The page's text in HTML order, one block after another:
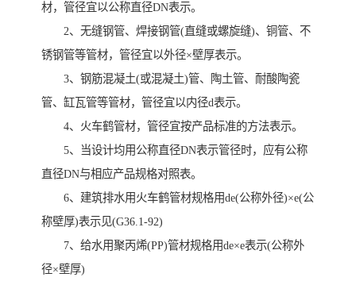
材，管径宜以公称直径DN表示。
2、无缝钢管、焊接钢管(直缝或螺旋缝)、铜管、不
锈钢管等管材，管径宜以外径×壁厚表示。
3、钢筋混凝土(或混凝土)管、陶土管、耐酸陶瓷
管、缸瓦管等管材，管径宜以内径d表示。
4、火车鹤管材，管径宜按产品标准的方法表示。
5、当设计均用公称直径DN表示管径时，应有公称
直径DN与相应产品规格对照表。
6、建筑排水用火车鹤管材规格用de(公称外径)×e(公
称壁厚)表示见(G36.1-92)
7、给水用聚丙烯(PP)管材规格用de×e表示(公称外
径×壁厚)